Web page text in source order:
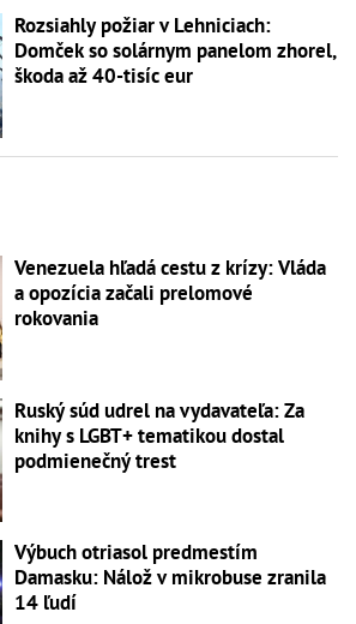
Rozsiahly požiar v Lehniciach:
Domček so solárnym panelom zhorel,
škoda až 40-tisíc eur
Venezuela hľadá cestu z krízy: Vláda
a opozícia začali prelomové
rokovania
Ruský súd udrel na vydavateľa: Za
knihy s LGBT+ tematikou dostal
podmienečný trest
Výbuch otriasol predmestím
Damasku: Nálož v mikrobuse zranila
14 ľudí